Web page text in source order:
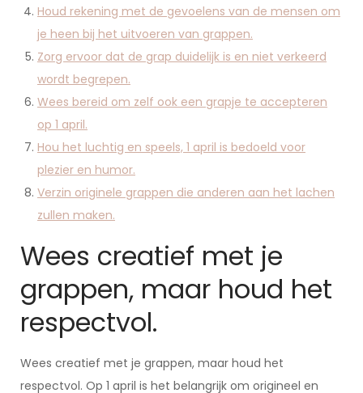
Houd rekening met de gevoelens van de mensen om
je heen bij het uitvoeren van grappen.
Zorg ervoor dat de grap duidelijk is en niet verkeerd
wordt begrepen.
Wees bereid om zelf ook een grapje te accepteren
op 1 april.
Hou het luchtig en speels, 1 april is bedoeld voor
plezier en humor.
Verzin originele grappen die anderen aan het lachen
zullen maken.
Wees creatief met je
grappen, maar houd het
respectvol.
Wees creatief met je grappen, maar houd het
respectvol. Op 1 april is het belangrijk om origineel en